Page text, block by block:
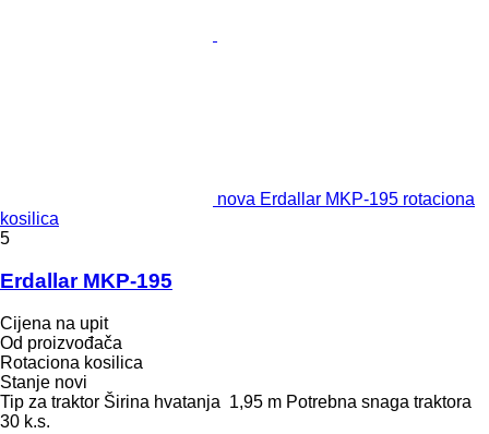
nova Erdallar MKP-195 rotaciona
kosilica
5
Erdallar MKP-195
Cijena na upit
Od proizvođača
Rotaciona kosilica
Stanje novi
Tip za traktor Širina hvatanja 1,95 m Potrebna snaga traktora
30 k.s.